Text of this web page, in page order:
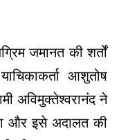
जमानत की शर्तों
आशुतोष
अविमुक्तेश्वरानंद ने
और इसे अदालत की